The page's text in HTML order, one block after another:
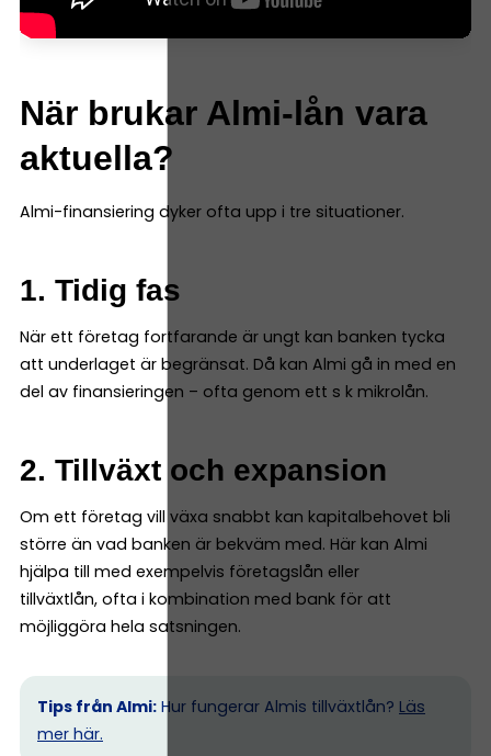
När brukar Almi-lån vara
aktuella?
Almi-finansiering dyker ofta upp i tre situationer.
1. Tidig fas
När ett företag fortfarande är ungt kan banken tycka
att underlaget är begränsat. Då kan Almi gå in med en
del av finansieringen – ofta genom ett s k mikrolån.
2. Tillväxt och expansion
Om ett företag vill växa snabbt kan kapitalbehovet bli
större än vad banken är bekväm med. Här kan Almi
hjälpa till med exempelvis företagslån eller
tillväxtlån, ofta i kombination med bank för att
möjliggöra hela satsningen.
Tips från Almi: Hur fungerar Almis tillväxtlån? Läs
mer här.